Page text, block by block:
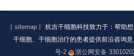
丨sitemap丨
杭吉干细胞科技致力于：帮助
干细胞、干细胞治疗的患者提供前沿咨询意
号-2
浙公网安备